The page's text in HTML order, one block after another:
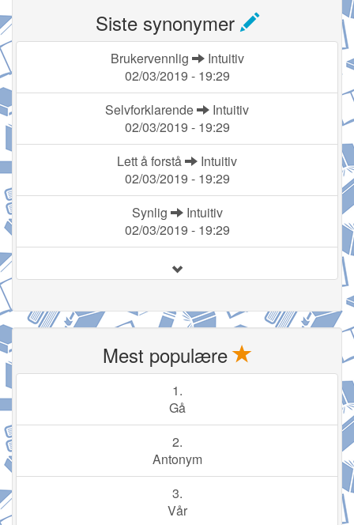
Siste synonymer
Brukervennlig
Intuitiv
02/03/2019 - 19:29
Selvforklarende
Intuitiv
02/03/2019 - 19:29
Lett å forstå
Intuitiv
02/03/2019 - 19:29
Synlig
Intuitiv
02/03/2019 - 19:29
Mest populære
1.
Gå
2.
Antonym
3.
Vår